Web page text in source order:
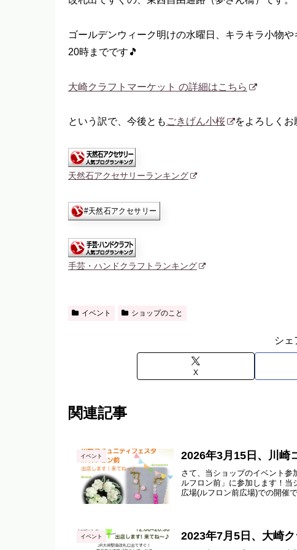
ゴールデンウィーク明けの水曜日、キラキラ小物
20時までです🎵
大崎クラフトマーケット の詳細はこちら
という訳で、今後とも ごきげん小桜 をよろしくお
天然石アクセサリーランキング
手芸・ハンドクラフトランキング
イベント ショップのこと
シェ
X
関連記事
イベント 2026年3月15日、川崎
さて、当ショップのイベント
ルフロン前」に参加します！
広場(ルフロン前広場)での開催
イベント 2023年7月5日、大崎